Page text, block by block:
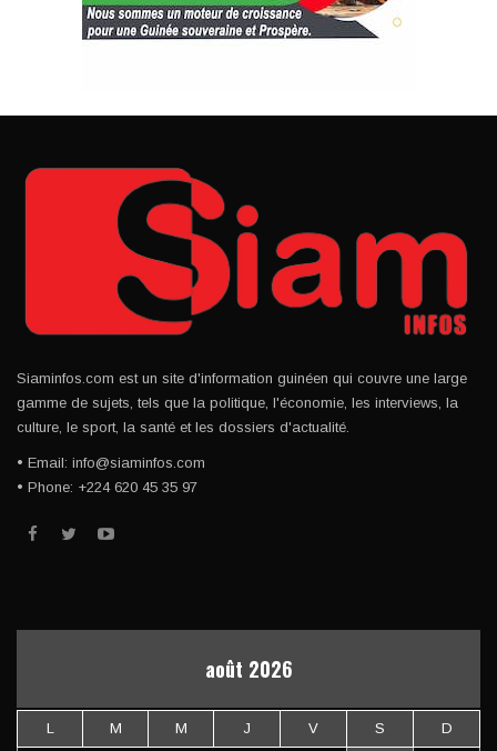
Siaminfos.com est un site d'information guinéen qui couvre une large
gamme de sujets, tels que la politique, l'économie, les interviews, la
culture, le sport, la santé et les dossiers d'actualité.
• Email: info@siaminfos.com
• Phone: +224 620 45 35 97
août 2026
L M M J V S D